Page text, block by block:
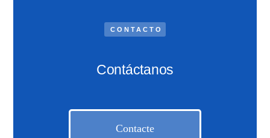
CONTACTO
Contáctanos
Contacte